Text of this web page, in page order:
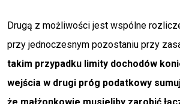
Drugą z możliwości jest wspólne
przy jednoczesnym pozostaniu przy
takim przypadku limity dochodów
wejścia w drugi próg podatkowy